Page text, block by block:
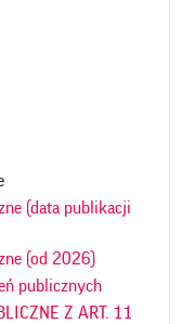
(data publikacji
(od 2026)
publicznych
Z ART. 11